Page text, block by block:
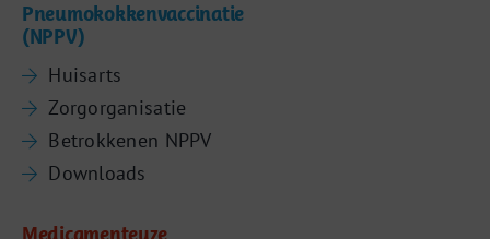
Pneumokokkenvaccinatie
(NPPV)
Huisarts
Zorgorganisatie
Betrokkenen NPPV
Downloads
Medicamenteuze